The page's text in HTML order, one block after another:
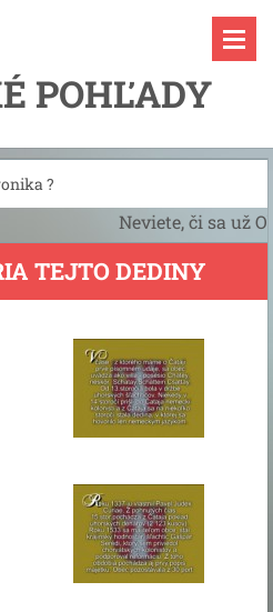
POHĽADY
?
Neviete, či sa už
TEJTO DEDINY